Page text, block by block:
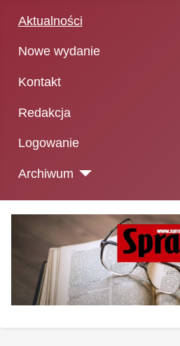
Aktualności
Nowe wydanie
Kontakt
Redakcja
Logowanie
Archiwum